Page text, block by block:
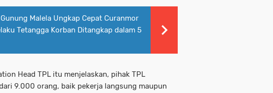
Malela Ungkap Cepat Curanmor
Tetangga Korban Ditangkap dalam 5
Head TPL itu menjelaskan, pihak TPL
9.000 orang, baik pekerja langsung maupun